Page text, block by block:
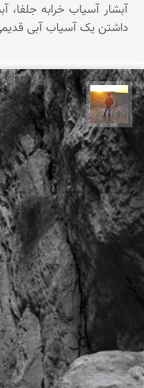
آبشار آسیاب خرابه
داشتن یک آسیاب آبی
مهدی مخلصیان